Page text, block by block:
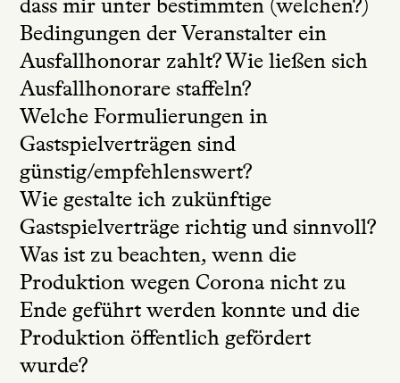
dass mir unter bestimmten (welchen?)
Bedingungen der Veranstalter ein
Ausfallhonorar zahlt? Wie ließen sich
Ausfallhonorare staffeln?
Welche Formulierungen in
Gastspielverträgen sind
günstig/empfehlenswert?
Wie gestalte ich zukünftige
Gastspielverträge richtig und sinnvoll?
Was ist zu beachten, wenn die
Produktion wegen Corona nicht zu
Ende geführt werden konnte und die
Produktion öffentlich gefördert
wurde?